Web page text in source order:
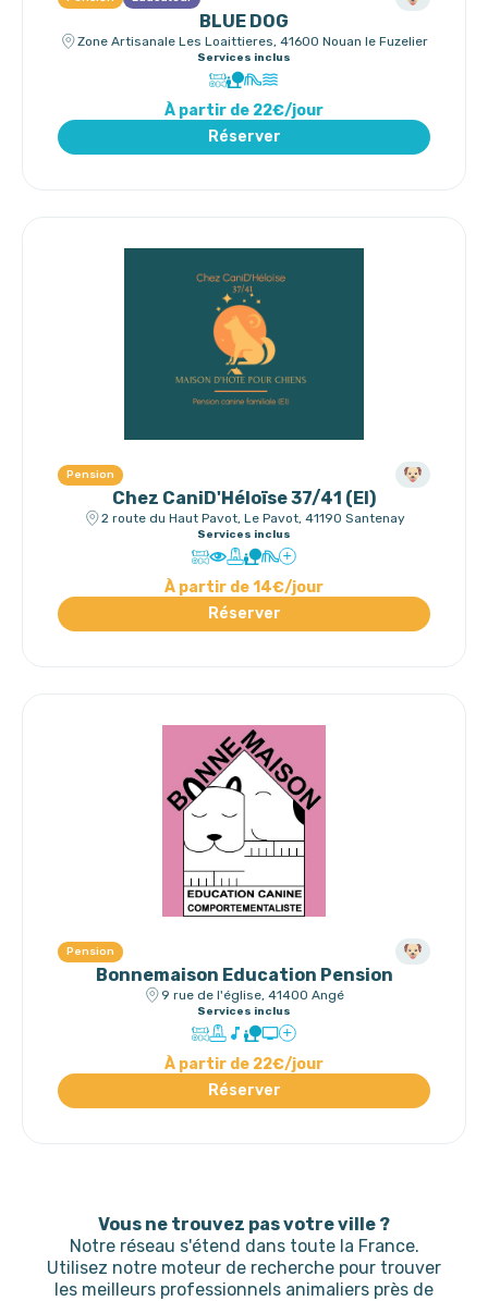
BLUE DOG
Zone Artisanale Les Loaittieres, 41600 Nouan le Fuzelier
Services inclus
À partir de 22€/jour
Réserver
Pension
Chez CaniD'Héloïse 37/41 (EI)
2 route du Haut Pavot, Le Pavot, 41190 Santenay
Services inclus
À partir de 14€/jour
Réserver
Pension
Bonnemaison Education Pension
9 rue de l'église, 41400 Angé
Services inclus
À partir de 22€/jour
Réserver
Vous ne trouvez pas votre ville ?
Notre réseau s'étend dans toute la France.
Utilisez notre moteur de recherche pour trouver
les meilleurs professionnels animaliers près de